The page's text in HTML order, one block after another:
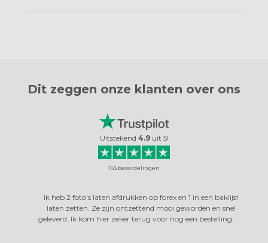
Dit zeggen onze klanten over ons
Uitstekend 4.9 uit 5!
165 beoordelingen
Ik heb 2 foto's laten afdrukken op forex en 1 in een baklijst
laten zetten. Ze zijn ontzettend mooi geworden en snel
geleverd. Ik kom hier zeker terug voor nog een bestelling. . . .